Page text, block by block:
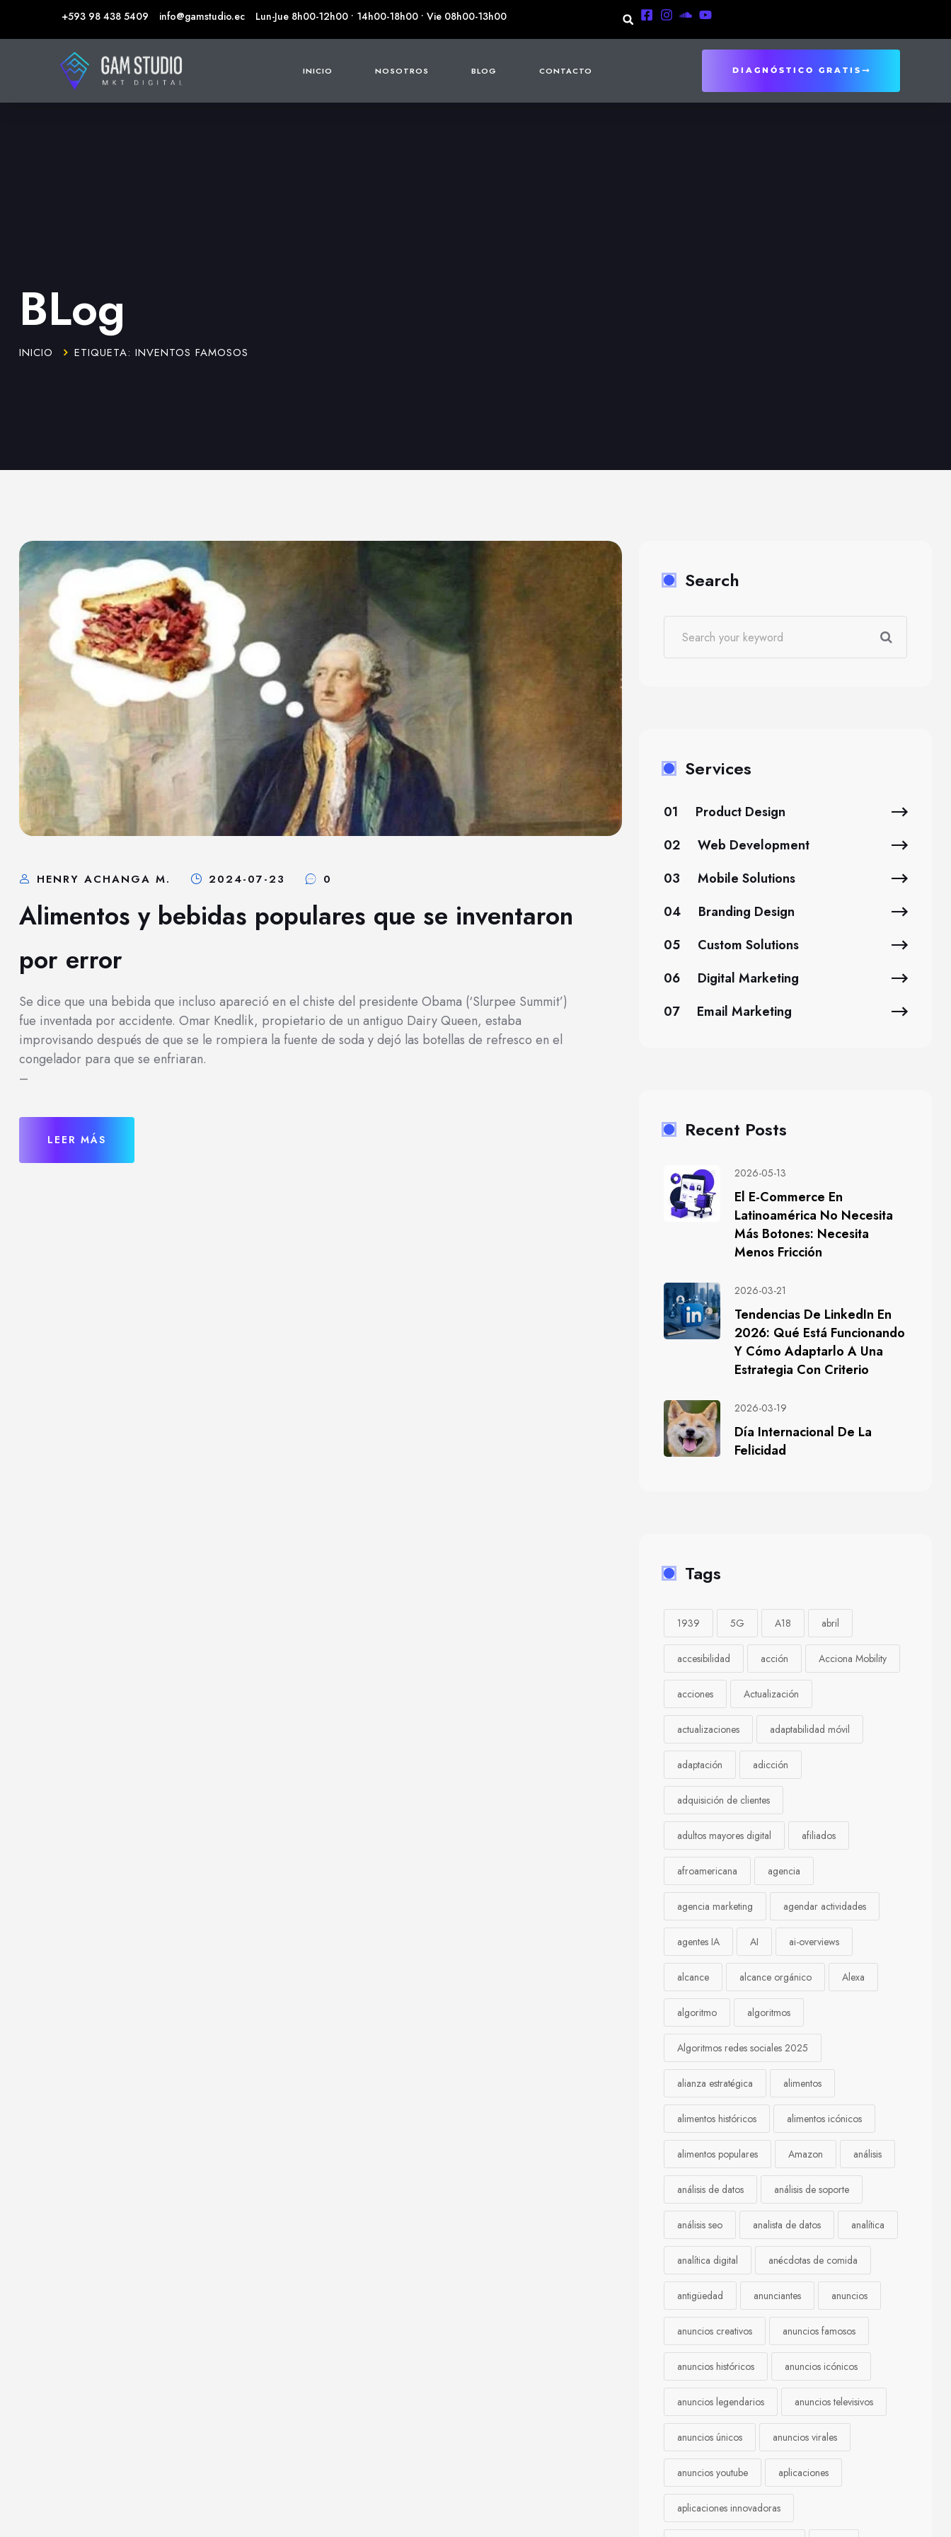
+593 98 438 5409 info@gamstudio.ec Lun-Jue 8h00-12h00 • 14h00-18h00 • Vie 08h00-13h00
INICIO NOSOTROS BLOG CONTACTO DIAGNÓSTICO GRATIS
BLog
INICIO ETIQUETA: INVENTOS FAMOSOS
HENRY ACHANGA M. 2024-07-23 0
Alimentos y bebidas populares que se inventaron
por error
Se dice que una bebida que incluso apareció en el chiste del presidente Obama (‘Slurpee Summit’)
fue inventada por accidente. Omar Knedlik, propietario de un antiguo Dairy Queen, estaba
improvisando después de que se le rompiera la fuente de soda y dejó las botellas de refresco en el
congelador para que se enfriaran.
–
LEER MÁS
Search
Services
01
Product Design
02
Web Development
03
Mobile Solutions
04
Branding Design
05
Custom Solutions
06
Digital Marketing
07
Email Marketing
Recent Posts
2026-05-13
El E-Commerce En
Latinoamérica No Necesita
Más Botones: Necesita
Menos Fricción
2026-03-21
Tendencias De LinkedIn En
2026: Qué Está Funcionando
Y Cómo Adaptarlo A Una
Estrategia Con Criterio
2026-03-19
Día Internacional De La
Felicidad
Tags
1939 5G A18 abril
accesibilidad acción Acciona Mobility
acciones Actualización
actualizaciones adaptabilidad móvil
adaptación adicción
adquisición de clientes
adultos mayores digital afiliados
afroamericana agencia
agencia marketing agendar actividades
agentes IA AI ai-overviews
alcance alcance orgánico Alexa
algoritmo algoritmos
Algoritmos redes sociales 2025
alianza estratégica alimentos
alimentos históricos alimentos icónicos
alimentos populares Amazon análisis
análisis de datos análisis de soporte
análisis seo analista de datos analítica
analítica digital anécdotas de comida
antigüedad anunciantes anuncios
anuncios creativos anuncios famosos
anuncios históricos anuncios icónicos
anuncios legendarios anuncios televisivos
anuncios únicos anuncios virales
anuncios youtube aplicaciones
aplicaciones innovadoras